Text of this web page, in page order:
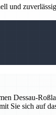
und
Dessau-
Sie sich auf